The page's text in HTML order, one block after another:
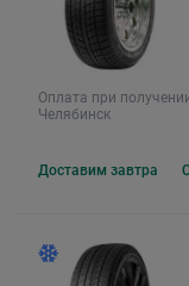
Оплата при
Челябинск
Доставим завтра